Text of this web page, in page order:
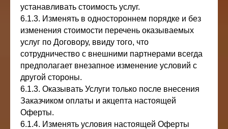
устанавливать стоимость услуг.
6.1.3. Изменять в одностороннем порядке и без
изменения стоимости перечень оказываемых
услуг по Договору, ввиду того, что
сотрудничество с внешними партнерами всегда
предполагает внезапное изменение условий с
другой стороны.
6.1.3. Оказывать Услуги только после внесения
Заказчиком оплаты и акцепта настоящей
Оферты.
6.1.4. Изменять условия настоящей Оферты